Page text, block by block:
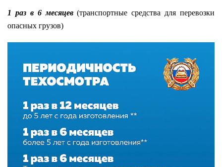
1 раз в 6 месяцев(транспортные средства для перевозки
опасных грузов)